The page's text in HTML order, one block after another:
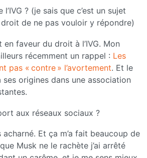
? (je sais que c’est un sujet
de ne pas vouloir y répondre)
faveur du droit à l’IVG. Mon
récemment un rappel : Les
pas « contre » l’avortement. Et le
origines dans une association
aux réseaux sociaux ?
acharné. Et ça m’a fait beaucoup de
Musk ne le rachète j’ai arrêté